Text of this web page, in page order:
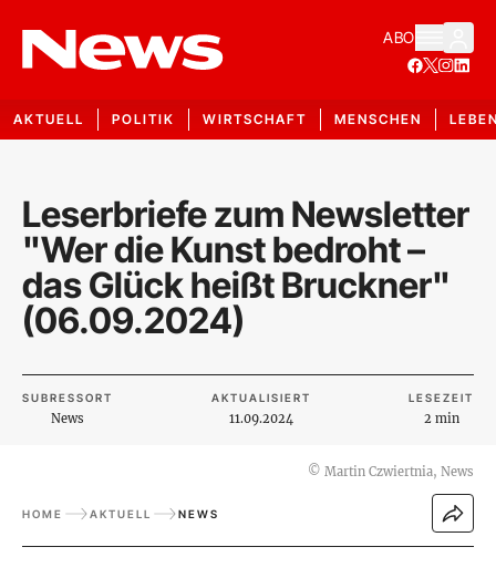
ABO
AKTUELL POLITIK WIRTSCHAFT MENSCHEN
Leserbriefe zum Newsletter
"Wer die Kunst bedroht –
das Glück heißt Bruckner"
(06.09.2024)
SUBRESSORT
News
AKTUALISIERT
11.09.2024
LESEZEIT
2 min
© Martin Czwiertnia, News
HOME AKTUELL NEWS